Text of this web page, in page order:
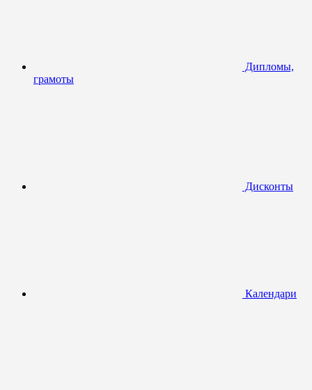
Дипломы,
грамоты
Дисконты
Календари